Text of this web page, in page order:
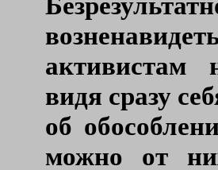
активистам
видя сразу
об
можно от